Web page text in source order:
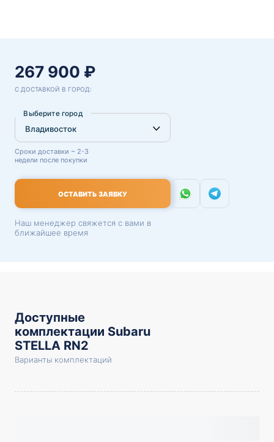
267 900 ₽
С ДОСТАВКОЙ В ГОРОД:
Выберите город
Сроки доставки ~ 2-3
недели после покупки
ОСТАВИТЬ ЗАЯВКУ
Наш менеджер свяжется с вами в
ближайшее время
Доступные
комплектации Subaru
STELLA RN2
Варианты комплектаций